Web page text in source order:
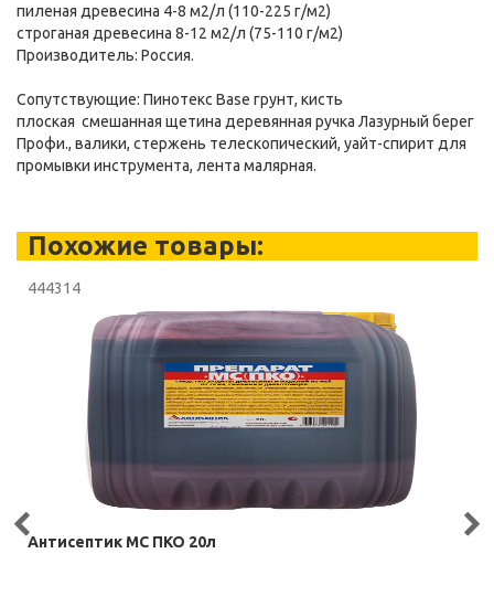
пиленая древесина 4-8 м2/л (110-225 г/м2)
строганая древесина 8-12 м2/л (75-110 г/м2)
Производитель: Россия.
Сопутствующие: Пинотекс Base грунт, кисть
плоская смешанная щетина деревянная ручка Лазурный берег
Профи., валики, стержень телескопический, уайт-спирит для
промывки инструмента, лента малярная.
Похожие товары:
444314
Антисептик МС ПКО 20л